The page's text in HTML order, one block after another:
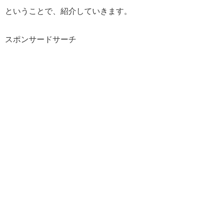
ということで、紹介していきます。
スポンサードサーチ